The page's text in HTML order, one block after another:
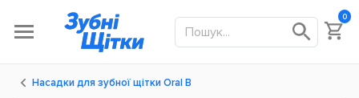
0
Насадки для зубної щітки Oral B